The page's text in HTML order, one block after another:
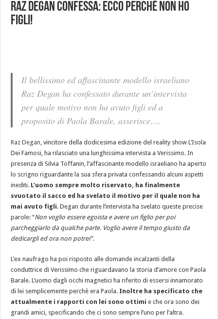
Raz Degan confessa: ecco perchè non ho
figli!
Il bellissimo ed affascinante modello israeliano
Raz Degan ha confessato durante un’intervista
per quale motivo non ha avuto figli ed a
proposito di Paola Barale, asserisce….
Raz Degan, vincitore della dodicesima edizione del reality show L’Isola
Dei Famosi, ha rilasciato una lunghissima intervista a Verissimo. In
presenza di Silvia Toffanin, l’affascinante modello israeliano ha aperto
lo scrigno riguardante la sua sfera privata confessando alcuni aspetti
inediti. L’uomo sempre molto riservato, ha finalmente
svuotato il sacco ed ha svelato il motivo per il quale non ha
mai avuto figli. Degan durante l’intervista ha svelato queste precise
parole: “Non voglio essere egoista e avere un figlio per poi
parcheggiarlo da qualche parte. Voglio avere il tempo giusto da
dedicargli ed ora non potrei”.
L’ex naufrago ha poi risposto alle domande incalzanti della
conduttrice di Verissimo che riguardavano la storia d’amore con Paola
Barale. L’uomo dagli occhi magnetici ha riferito di essersi innamorato
di lei semplicemente perchè era Paola. Inoltre ha specificato che
attualmente i rapporti con lei sono ottimi e che ora sono dei
grandi amici, specificando che ci sono sempre l’uno per l’altra.